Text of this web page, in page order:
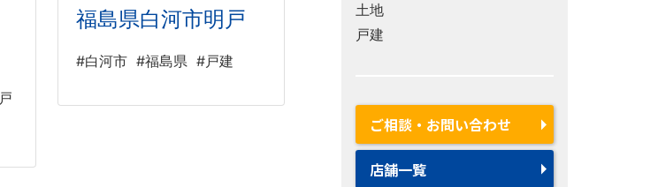
福島県白河市明戸
#白河市 #福島県 #戸建
土地
戸建
ご相談・お問い合わせ
店舗一覧